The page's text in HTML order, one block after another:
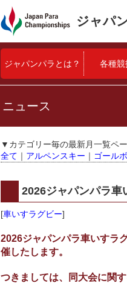
ジャパ
ジャパンパラとは？ 各種
ニュース
▼カテゴリー毎の最新月一覧ペ
全て ｜ アルペンスキー ｜ ゴール
2026ジャパンパラ
[車いすラグビー]
2026ジャパンパラ車いすラ
催したします。
つきましては、同大会に関